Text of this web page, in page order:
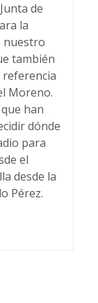
de
la
nuestro
también
referencia
Moreno.
han
dónde
para
el
desde la
Pérez.